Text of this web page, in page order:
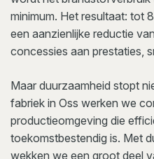
minimum. Het resultaat: tot
een aanzienlijke reductie
concessies aan prestaties,
Maar duurzaamheid stopt
fabriek in Oss werken we
productieomgeving die
toekomstbestendig is. Met
wekken we een groot deel